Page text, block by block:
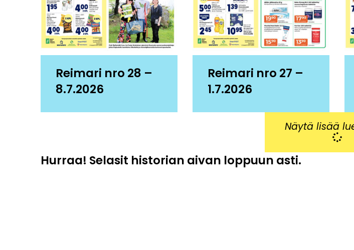
Reimari nro 28 –
8.7.2026
Reimari nro 27 –
1.7.2026
Näytä lisää
Hurraa! Selasit historian aivan loppuun asti.